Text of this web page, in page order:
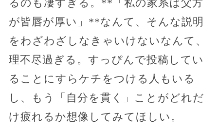
るのも凄すぎる。**「私の家系は父方
が皆唇が厚い」**なんて、そんな説明
をわざわざしなきゃいけないなんて、
理不尽過ぎる。すっぴんで投稿してい
ることにすらケチをつける人もいる
し、もう「自分を貫く」ことがどれだ
け疲れるか想像してみてほしい。